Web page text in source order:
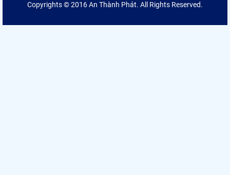
Copyrights © 2016 An Thành Phát. All Rights Reserved.